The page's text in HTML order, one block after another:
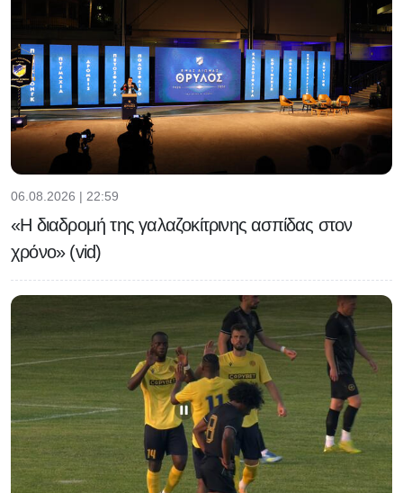
06.08.2026 | 22:59
«Η διαδρομή της γαλαζοκίτρινης ασπίδας στον
χρόνο» (vid)